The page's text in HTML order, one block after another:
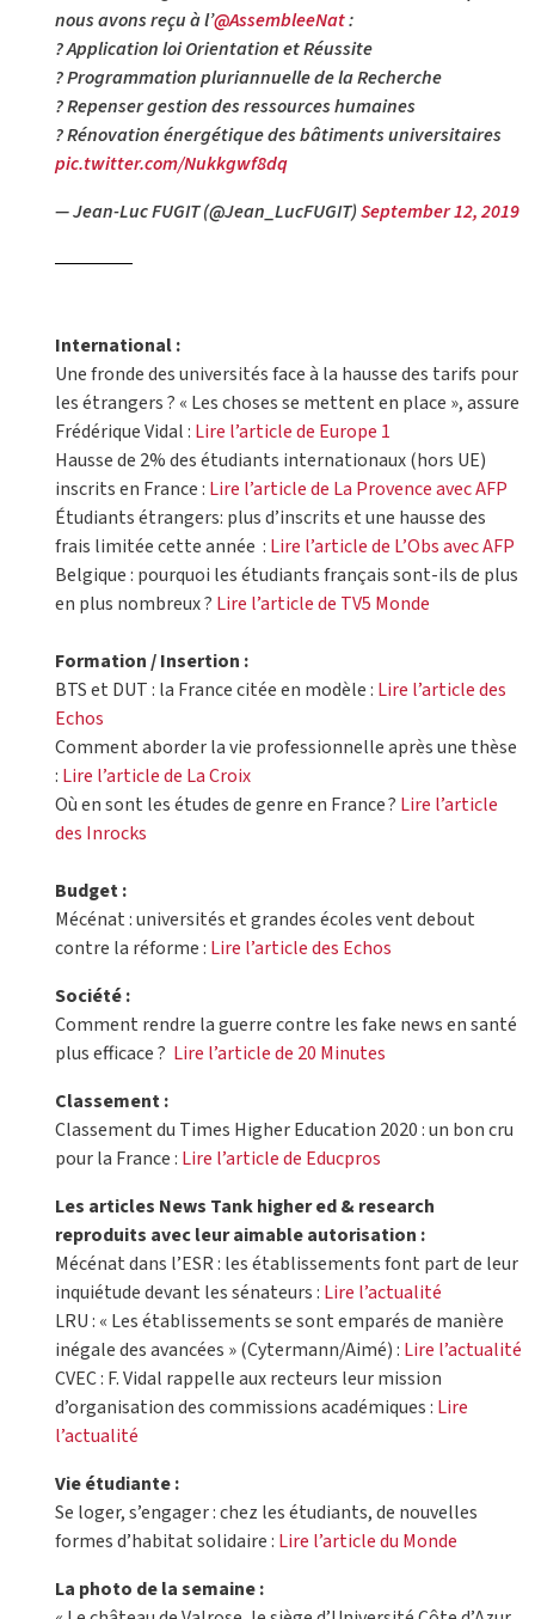
nous avons reçu à l’@AssembleeNat:
? Application loi Orientation et Réussite
? Programmation pluriannuelle de la Recherche
? Repenser gestion des ressources humaines
? Rénovation énergétique des bâtiments universitaires
pic.twitter.com/Nukkgwf8dq
— Jean-Luc FUGIT (@Jean_LucFUGIT)September 12, 2019
International :
Une fronde des universités face à la hausse des tarifs pour
les étrangers ? « Les choses se mettent en place », assure
Frédérique Vidal : Lire l’article de Europe 1
Hausse de 2% des étudiants internationaux (hors UE)
inscrits en France : Lire l’article de La Provence avec AFP
Étudiants étrangers: plus d’inscrits et une hausse des
frais limitée cette année : Lire l’article de L’Obs avec AFP
Belgique : pourquoi les étudiants français sont-ils de plus
en plus nombreux ? Lire l’article de TV5 Monde
Formation / Insertion :
BTS et DUT : la France citée en modèle : Lire l’article des
Echos
Comment aborder la vie professionnelle après une thèse
: Lire l’article de La Croix
Où en sont les études de genre en France ? Lire l’article
des Inrocks
Budget :
Mécénat : universités et grandes écoles vent debout
contre la réforme : Lire l’article des Echos
Société :
Comment rendre la guerre contre les fake news en santé
plus efficace ? Lire l’article de 20 Minutes
Classement :
Classement du Times Higher Education 2020 : un bon cru
pour la France : Lire l’article de Educpros
Les articles News Tank higher ed & research
reproduits avec leur aimable autorisation :
Mécénat dans l’ESR : les établissements font part de leur
inquiétude devant les sénateurs : Lire l’actualité
LRU : « Les établissements se sont emparés de manière
inégale des avancées » (Cytermann/Aimé) : Lire l’actualité
CVEC : F. Vidal rappelle aux recteurs leur mission
d’organisation des commissions académiques : Lire
l’actualité
Vie étudiante :
Se loger, s’engager : chez les étudiants, de nouvelles
formes d’habitat solidaire : Lire l’article du Monde
La photo de la semaine :